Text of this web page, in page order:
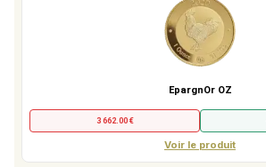
EpargnOr OZ
3 662.00 €
Voir le produit